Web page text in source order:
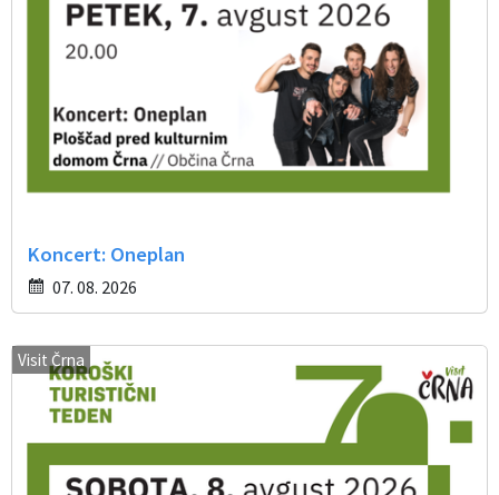
Koncert: Oneplan
07. 08. 2026
Visit Črna